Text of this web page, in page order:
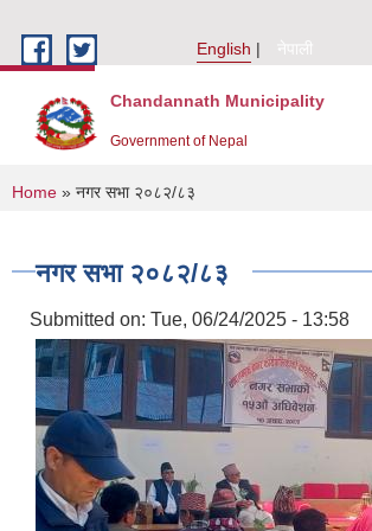
English
नेपाली
Chandannath Municipality
Government of Nepal
You are here
Home » नगर सभा २०८२/८३
नगर सभा २०८२/८३
Submitted on: Tue, 06/24/2025 - 13:58